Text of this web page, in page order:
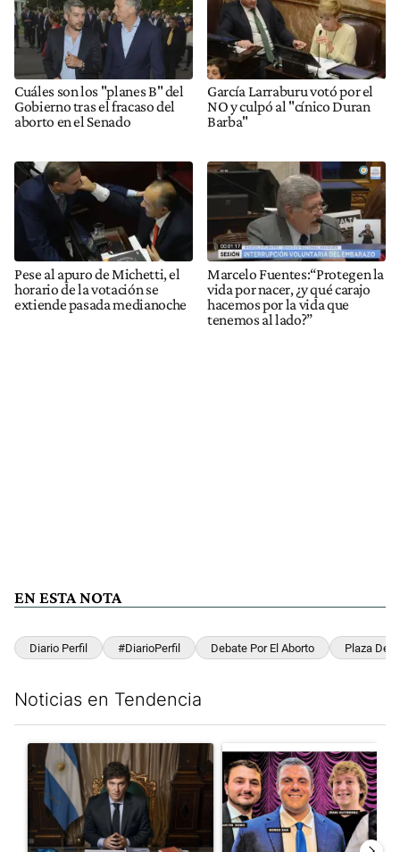
Cuáles son los "planes B" del
Gobierno tras el fracaso del
aborto en el Senado
García Larraburu votó por el
NO y culpó al "cínico Duran
Barba"
Pese al apuro de Michetti, el
horario de la votación se
extiende pasada medianoche
Marcelo Fuentes:“Protegen la
vida por nacer, ¿y qué carajo
hacemos por la vida que
tenemos al lado?”
EN ESTA NOTA
Diario Perfil #DiarioPerfil Debate Por El Aborto Plaza De
Noticias en Tendencia
Un artículo de tendencia con el título "Milei, listo para 'atajar'
Un artículo de tendencia con